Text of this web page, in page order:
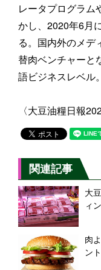
レータプログラム
かし、2020年6月
る。国内外のメデ
替肉ベンチャーと
語ビジネスレベル。
〈大豆油糧日報
関連記事
大
ィ
肉
ン